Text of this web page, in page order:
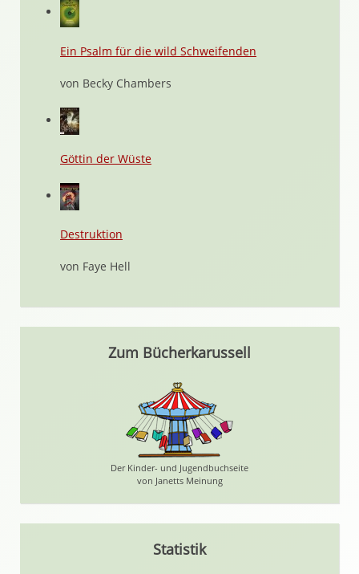
Ein Psalm für die wild Schweifenden
von Becky Chambers
Göttin der Wüste
Destruktion
von Faye Hell
Zum Bücherkarussell
Der Kinder- und Jugendbuchseite
von Janetts Meinung
Statistik